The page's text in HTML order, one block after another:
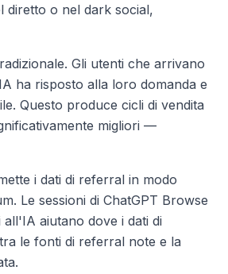
diretto o nel dark social,
Gli utenti che arrivano
ha risposto alla loro domanda e
Questo produce cicli di vendita
migliori —
i dati di referral in modo
Le sessioni di ChatGPT Browse
aiutano dove i dati di
le fonti di referral note e la